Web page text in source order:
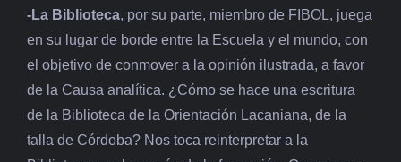
-La Biblioteca, por su parte, miembro de FIBOL, juega
en su lugar de borde entre la Escuela y el mundo, con
el objetivo de conmover a la opinión ilustrada, a favor
de la Causa analítica. ¿Cómo se hace una escritura
de la Biblioteca de la Orientación Lacaniana, de la
talla de Córdoba? Nos toca reinterpretar a la